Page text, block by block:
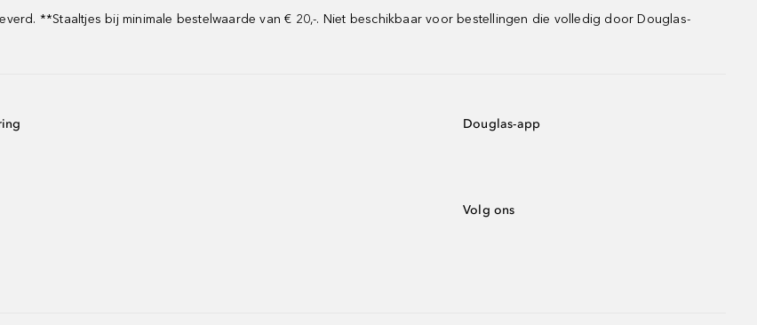
**Staaltjes bij minimale bestelwaarde van € 20,-. Niet beschikbaar voor bestellingen die volledig door Douglas-
Douglas-app
Volg ons